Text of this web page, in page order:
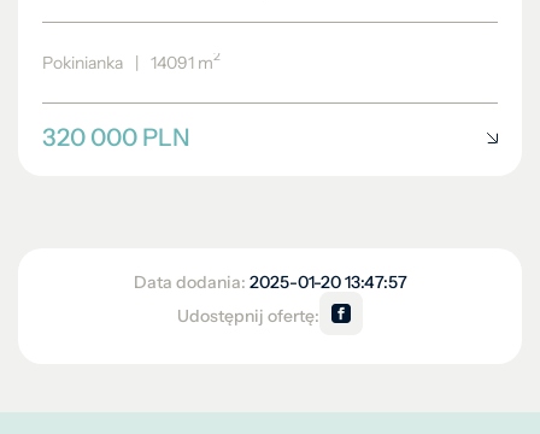
Pokinianka | 14091 m2
320 000 PLN
Data dodania: 2025-01-20 13:47:57
Udostępnij ofertę: